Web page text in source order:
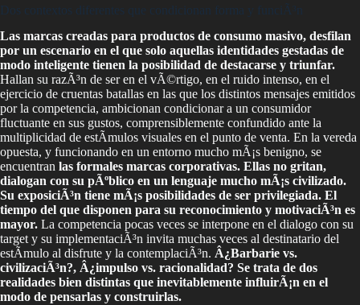
Dos contextos diferentes que condicionan forma y funciÃ³n
Las marcas creadas para productos de consumo masivo, desfilan
por un escenario en el que solo aquellas identidades gestadas de
modo inteligente tienen la posibilidad de destacarse y triunfar.
Hallan su razÃ³n de ser en el vÃ©rtigo, en el ruido intenso, en el
ejercicio de cruentas batallas en las que los distintos mensajes emitidos
por la competencia, ambicionan condicionar a un consumidor
fluctuante en sus gustos, comprensiblemente confundido ante la
multiplicidad de estÃ­mulos visuales en el punto de venta. En la vereda
opuesta, y funcionando en un entorno mucho mÃ¡s benigno, se
encuentran las formales marcas corporativas. Ellas no gritan,
dialogan con su pÃºblico en un lenguaje mucho mÃ¡s civilizado.
Su exposiciÃ³n tiene mÃ¡s posibilidades de ser privilegiada. El
tiempo del que disponen para su reconocimiento y motivaciÃ³n es
mayor. La competencia pocas veces se interpone en el dialogo con su
target y su implementaciÃ³n invita muchas veces al destinatario del
estÃ­mulo al disfrute y la contemplaciÃ³n. Â¿Barbarie vs.
civilizaciÃ³n?, Â¿impulso vs. racionalidad? Se trata de dos
realidades bien distintas que inevitablemente influirÃ¡n en el
modo de pensarlas y construirlas.